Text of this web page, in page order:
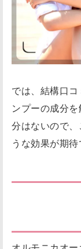
では、結構口
ンプーの成分
分はないので
うな効果が期